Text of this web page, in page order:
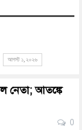
আগস্ট ১, ২০২৬
নেতা; আতঙ্কে
0